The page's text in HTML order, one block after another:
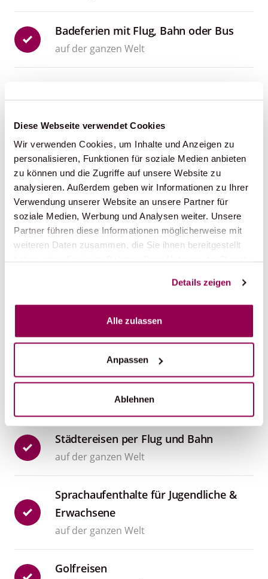
Diese Webseite verwendet Cookies
Wir verwenden Cookies, um Inhalte und Anzeigen zu
personalisieren, Funktionen für soziale Medien anbieten
zu können und die Zugriffe auf unsere Website zu
analysieren. Außerdem geben wir Informationen zu Ihrer
Verwendung unserer Website an unsere Partner für
soziale Medien, Werbung und Analysen weiter. Unsere
Partner führen diese Informationen möglicherweise mit
weiteren Daten zusammen, die Sie ihnen bereitgestellt
Details zeigen
Alle zulassen
Anpassen
Ablehnen
Badeferien mit Flug, Bahn oder Bus
auf der ganzen Welt
Event Reisen
auf der ganzen Welt
Gruppenreisen für Vereine, Clubs,
Fussball-Trainingslager
auf der ganzen Welt
auf der ganzen Welt
Rundreisen und Kulturreisen
auf der ganzen Welt
Städtereisen per Flug und Bahn
auf der ganzen Welt
Sprachaufenthalte für Jugendliche &
Erwachsene
auf der ganzen Welt
Golfreisen